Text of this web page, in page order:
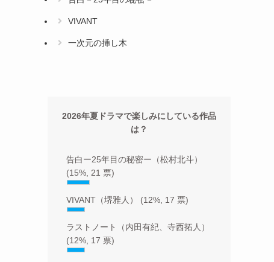
VIVANT
一次元の挿し木
2026年夏ドラマで楽しみにしている作品
は？
告白ー25年目の秘密ー（松村北斗）
(15%, 21 票)
VIVANT（堺雅人） (12%, 17 票)
ラストノート（内田有紀、寺西拓人）
(12%, 17 票)